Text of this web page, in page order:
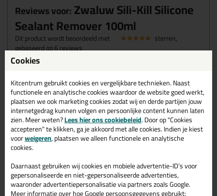
Reviews voor:Zwaluw Sili-Kill Silicone
Sealant Remover 100ml
Dit product wordt beoordeeld met sterren,
gebaseerd op6reviews
Geschreven door Maes jp op 17 juni 2026
Verpakking opent niet makkelijk, wat prima is met
kinderen in huis.
Goed aan te brengen met het kwastje, verwijdert echt alle
kitrestjes goed!
Goed schudden voor gebruik is gewenst. Daarna is het
uitsmeren, even wachten en zie daar. De oude kitresten
Cookies
Kitcentrum gebruikt cookies en vergelijkbare technieken. Naast
functionele en analytische cookies waardoor de website goed werkt,
plaatsen we ook marketing cookies zodat wij en derde partijen jouw
internetgedrag kunnen volgen en persoonlijke content kunnen laten
zien. Meer weten?Lees hier ons cookiebeleid. Door op "Cookies
accepteren" te klikken, ga je akkoord met alle cookies. Indien je kiest
voorweigeren, plaatsen we alleen functionele en analytische
cookies.
Daarnaast gebruiken wij cookies en mobiele advertentie-ID’s voor
gepersonaliseerde en niet-gepersonaliseerde advertenties,
waaronder advertentiepersonalisatie via partners zoals Google.
Meer informatie over hoe Google persoonsgegevens gebruikt: